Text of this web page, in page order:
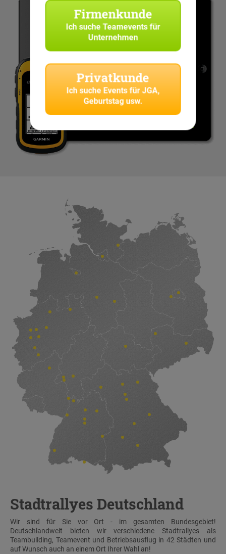
Stadtrallyes Deutschland
Wir sind für Sie vor Ort - im gesamten Bundesgebiet!
Deutschlandweit bieten wir verschiedene Stadtrallyes als
Teambuilding, Teamevent und Betriebsausflug in 42 Städten und
auf Wunsch auch an einem Ort Ihrer Wahl an!
Firmenkunde
Ich sucheTeamevents für
Unternehmen
Privatkunde
Ich suche Events für JGA,
Geburtstag usw.